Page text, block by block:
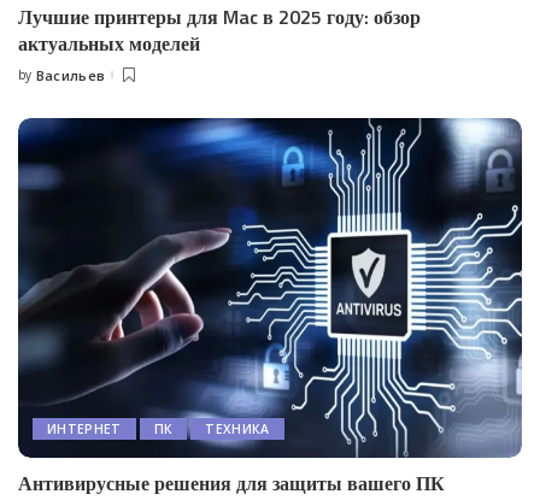
Лучшие принтеры для Mac в 2025 году: обзор
актуальных моделей
Posted
by Васильев
ИНТЕРНЕТ ПК ТЕХНИКА
Антивирусные решения для защиты вашего ПК